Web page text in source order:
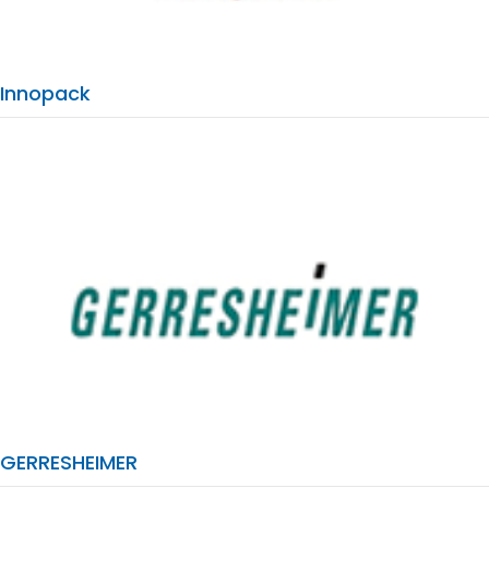
Innopack
GERRESHEIMER